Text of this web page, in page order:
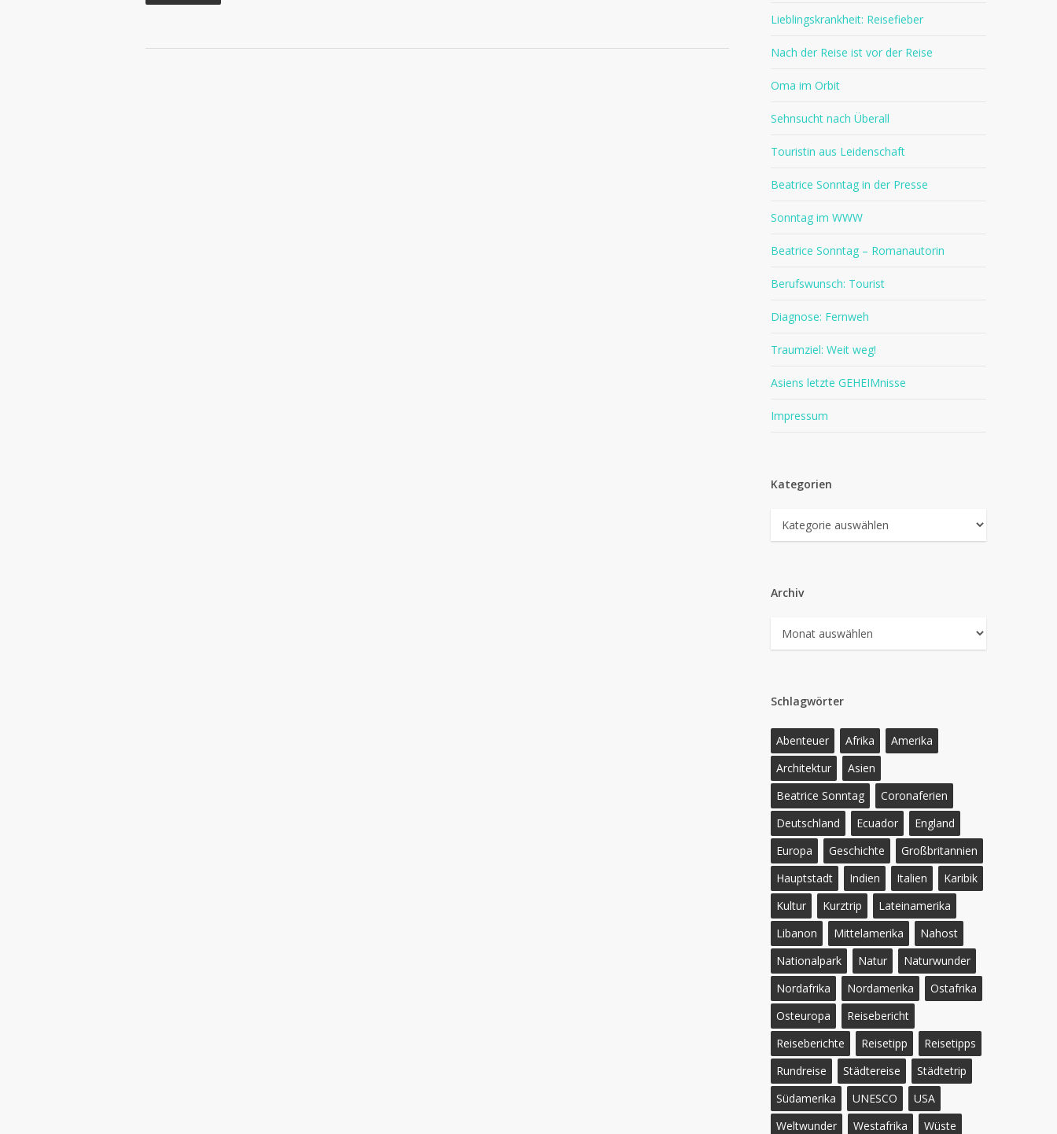
Lieblingskrankheit: Reisefieber
Nach der Reise ist vor der Reise
Oma im Orbit
Sehnsucht nach Überall
Touristin aus Leidenschaft
Beatrice Sonntag in der Presse
Sonntag im WWW
Beatrice Sonntag – Romanautorin
Berufswunsch: Tourist
Diagnose: Fernweh
Traumziel: Weit weg!
Asiens letzte GEHEIMnisse
Impressum
Kategorien
Kategorien
Archiv
Archiv
Schlagwörter
Abenteuer Afrika
Amerika
Architektur
Asien
Beatrice Sonntag
Coronaferien
Deutschland
Ecuador
England
Europa
Geschichte
Großbritannien
Hauptstadt
Indien Italien
Karibik
Kultur
Kurztrip
Lateinamerika
Libanon
Mittelamerika
Nahost
Nationalpark
Natur
Naturwunder
Nordafrika
Nordamerika
Ostafrika
Osteuropa
Reisebericht
Reiseberichte
Reisetipp
Reisetipps
Rundreise
Städtereise
Städtetrip
Südamerika
UNESCO
USA
Weltwunder
Westafrika
Wüste